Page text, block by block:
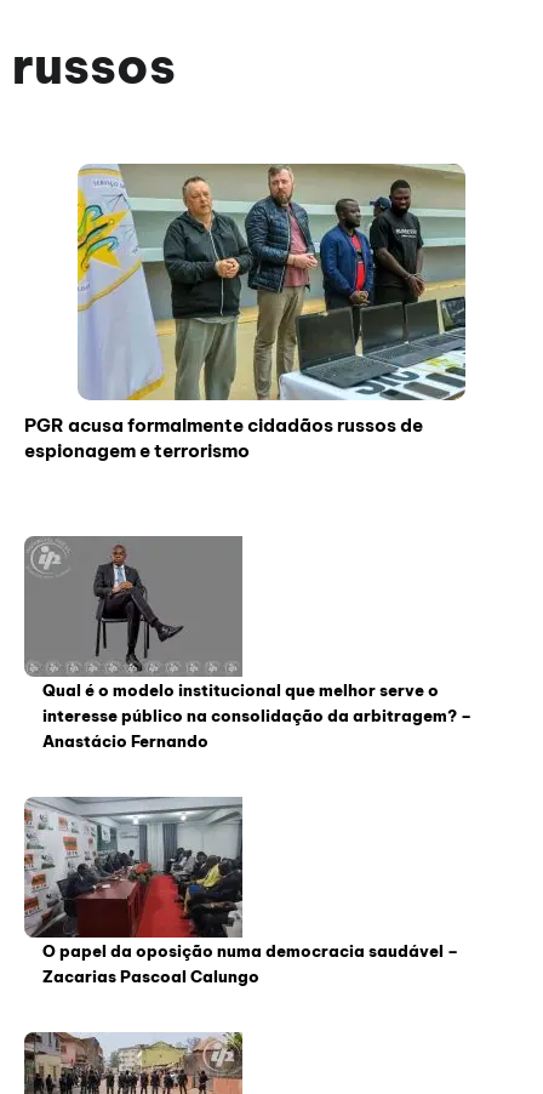
russos
PGR acusa formalmente cidadãos russos de
espionagem e terrorismo
Qual é o modelo institucional que melhor serve o
interesse público na consolidação da arbitragem? –
Anastácio Fernando
O papel da oposição numa democracia saudável –
Zacarias Pascoal Calungo